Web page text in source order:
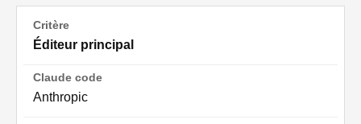
Éditeur principal
Anthropic